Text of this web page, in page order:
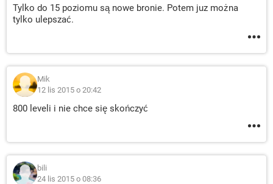
Tylko do 15 poziomu są nowe bronie. Potem juz można
tylko ulepszać.
Mik
12 lis 2015 o 20:42
800 leveli i nie chce się skończyć
bili
24 lis 2015 o 08:36